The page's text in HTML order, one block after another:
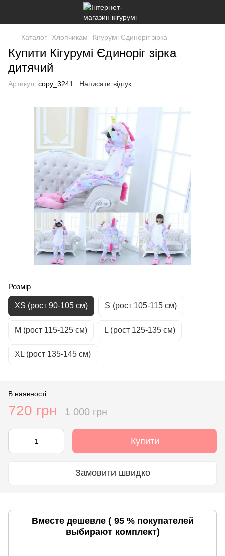
Каталог Хлопчикам Кігурумі Єдиноріг зірка
Купити Кігурумі Єдиноріг зірка
дитячий
Артикул: copy_3241 Написати відгук
Розмір
ХS (рост 90-105 см) S (рост 105-115 см)
М (рост 115-125 см) L (рост 125-135 см)
XL (рост 135-145 см)
В наявності
720 грн 1 000 грн
Купити
Замовити швидко
Вместе дешевле ( 95 % покупателей
выбирают комплект)